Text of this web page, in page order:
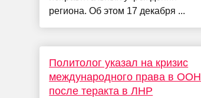
региона. Об этом 17 декабря ...
Политолог указал на кризис
международного права в ООН
после теракта в ЛНР